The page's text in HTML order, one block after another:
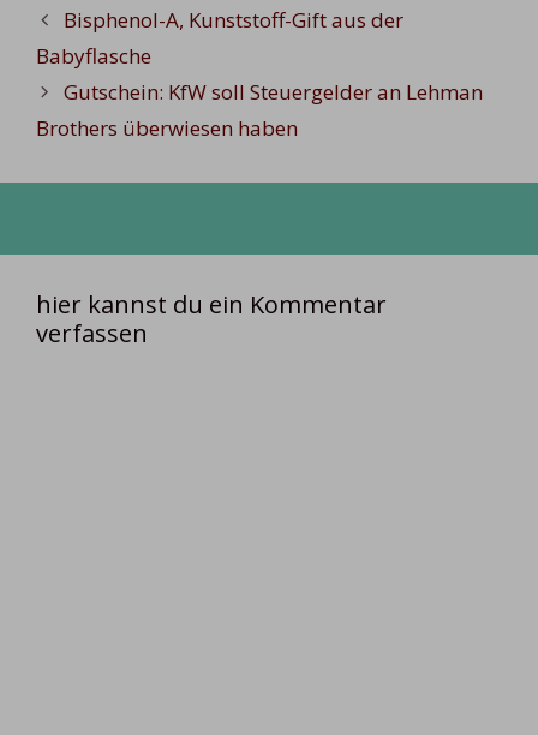
Bisphenol-A, Kunststoff-Gift aus der
Babyflasche
Gutschein: KfW soll Steuergelder an Lehman
Brothers überwiesen haben
hier kannst du ein Kommentar
verfassen